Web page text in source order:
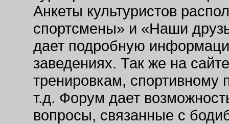
Анкеты культуристов
спортсмены» и «Наши
дает подробную
заведениях. Так же на
тренировкам, спортивному
т.д. Форум дает
вопросы, связанные с